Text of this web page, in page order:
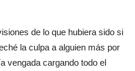
de lo que hubiera sido si
la culpa a alguien más por
vengada cargando todo el